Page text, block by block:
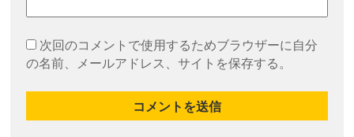
次回のコメントで使用するためブラウザーに自分
の名前、メールアドレス、サイトを保存する。